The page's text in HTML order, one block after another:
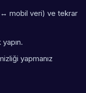
↔ mobil veri) ve tekrar
yapın.
yapmanız